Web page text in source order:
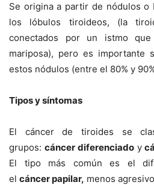
Se origina a partir de nódulos o
los lóbulos tiroideos, (la
conectados por un istmo
mariposa), pero es importante
estos nódulos (entre el 80% y
Tipos y síntomas
El cáncer de tiroides se
grupos: cáncer diferenciadoy
El tipo más común es el
elcáncer papilar, menos